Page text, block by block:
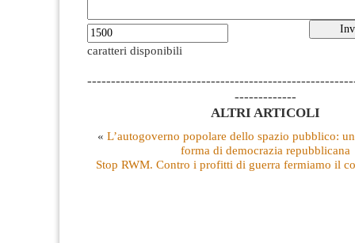
caratteri disponibili
-------------
ALTRI ARTICOLI
« L’autogoverno popolare dello spazio pubblico:
forma di democrazia repubblicana
Stop RWM. Contro i profitti di guerra fermiamo il